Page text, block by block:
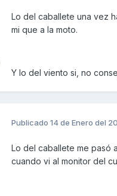
Lo del caballete una vez
mi que a la moto.
Y lo del viento si, no
Publicado 14 de Enero del
Lo del caballete me pasó
cuando vi al monitor del